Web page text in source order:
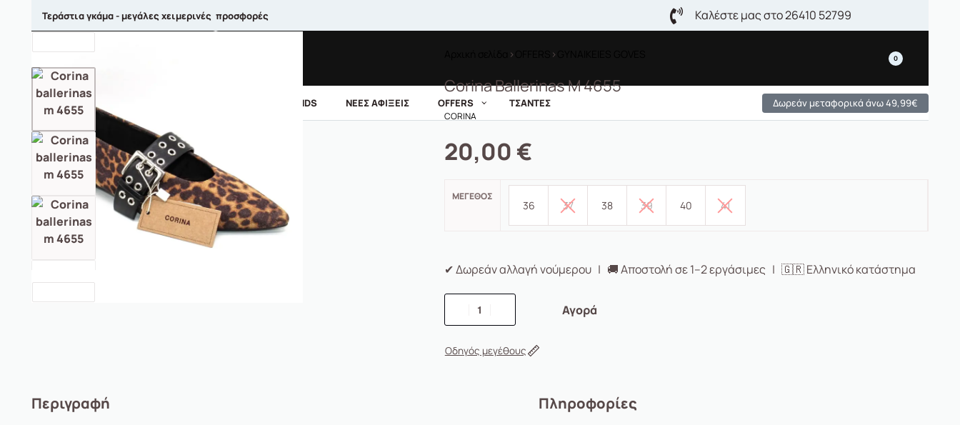
Τεράστια γκάμα - μεγάλες χειμερινές προσφορές Καλέστε μας στο 26410 52799
0
ΑΝΤΡΙΚΑ BRANDS ΝΕΕΣ ΑΦΙΞΕΙΣ OFFERS ΤΣΑΝΤΕΣ Δωρεάν μεταφορικά άνω 49,99€
› ›
Corina Ballerinas M 4655
CORINA
20,00 €
ΜΈΓΕΘΟΣ
36 37 38 39 40 41
✔ Δωρεάν αλλαγή νούμερου | 🚚 Αποστολή σε 1–2 εργάσιμες | 🇬🇷 Ελληνικό κατάστημα
Αγορά
Οδηγός μεγέθους
Περιγραφή Πληροφορίες